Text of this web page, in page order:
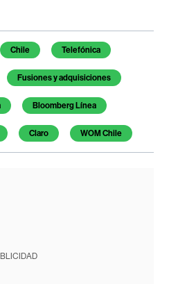
Chile Telefónica
Fusiones y adquisiciones
Bloomberg Línea
Claro WOM Chile